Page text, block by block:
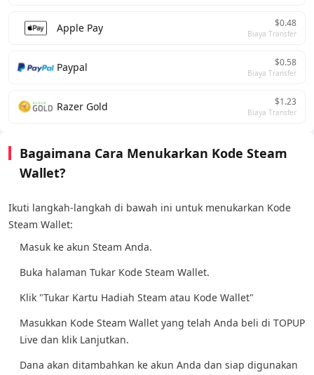
Apple Pay $0.48
Biaya Transfer
Paypal $0.58
Biaya Transfer
Razer Gold $1.23
Biaya Transfer
Bagaimana Cara Menukarkan Kode Steam
Wallet?
Ikuti langkah-langkah di bawah ini untuk menukarkan Kode
Steam Wallet:
Masuk ke akun Steam Anda.
Buka halaman Tukar Kode Steam Wallet.
Klik "Tukar Kartu Hadiah Steam atau Kode Wallet"
Masukkan Kode Steam Wallet yang telah Anda beli di TOPUP
Live dan klik Lanjutkan.
Dana akan ditambahkan ke akun Anda dan siap digunakan